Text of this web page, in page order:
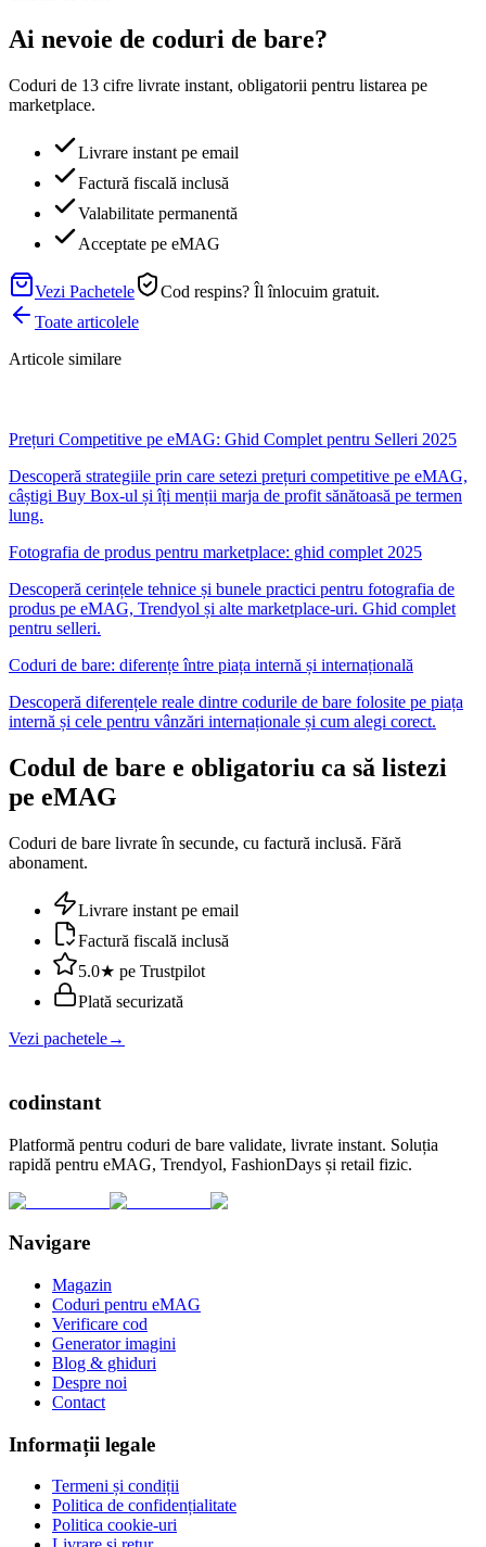
Ai nevoie de coduri de bare?
Coduri de 13 cifre livrate instant, obligatorii pentru listarea pe
marketplace.
Livrare instant pe email
Factură fiscală inclusă
Valabilitate permanentă
Acceptate pe eMAG
Vezi Pachetele
Cod respins? Îl înlocuim gratuit.
Toate articolele
Articole similare
Prețuri Competitive pe eMAG: Ghid Complet pentru Selleri 2025
Descoperă strategiile prin care setezi prețuri competitive pe eMAG,
câștigi Buy Box-ul și îți menții marja de profit sănătoasă pe termen
lung.
Fotografia de produs pentru marketplace: ghid complet 2025
Descoperă cerințele tehnice și bunele practici pentru fotografia de
produs pe eMAG, Trendyol și alte marketplace-uri. Ghid complet
pentru selleri.
Coduri de bare: diferențe între piața internă și internațională
Descoperă diferențele reale dintre codurile de bare folosite pe piața
internă și cele pentru vânzări internaționale și cum alegi corect.
Codul de bare e obligatoriu ca să listezi
pe eMAG
Coduri de bare livrate în secunde, cu factură inclusă. Fără
abonament.
Livrare instant pe email
Factură fiscală inclusă
5.0★ pe Trustpilot
Plată securizată
Vezi pachetele→
codinstant
Platformă pentru coduri de bare validate, livrate instant. Soluția
rapidă pentru eMAG, Trendyol, FashionDays și retail fizic.
Navigare
Magazin
Coduri pentru eMAG
Verificare cod
Generator imagini
Blog & ghiduri
Despre noi
Contact
Informații legale
Termeni și condiții
Politica de confidențialitate
Politica cookie-uri